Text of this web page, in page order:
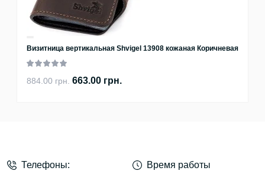
Визитница вертикальная Shvigel 13908 кожаная Коричневая
884.00 грн. 663.00 грн.
Телефоны: Время работы